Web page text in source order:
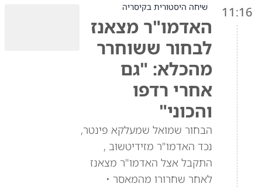
11:16 שיחה היסטורית בקיסריה
האדמו"ר מצאנז
לבחור ששוחרר
מהכלא: "גם
אחרי רדפו
והכוני"
הבחור שמואל שמעלקא פינטר,
נכד האדמו"ר מזידיטשוב ,
התקבל אצל האדמו"ר מצאנז
לאחר שחרורו מהמאסר •